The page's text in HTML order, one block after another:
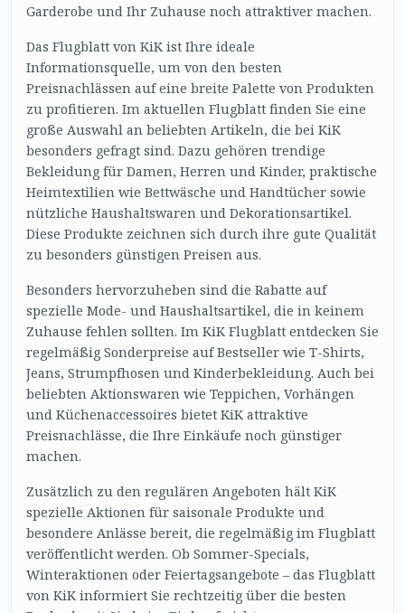
Garderobe und Ihr Zuhause noch attraktiver machen.
Das Flugblatt von KiK ist Ihre ideale
Informationsquelle, um von den besten
Preisnachlässen auf eine breite Palette von Produkten
zu profitieren. Im aktuellen Flugblatt finden Sie eine
große Auswahl an beliebten Artikeln, die bei KiK
besonders gefragt sind. Dazu gehören trendige
Bekleidung für Damen, Herren und Kinder, praktische
Heimtextilien wie Bettwäsche und Handtücher sowie
nützliche Haushaltswaren und Dekorationsartikel.
Diese Produkte zeichnen sich durch ihre gute Qualität
zu besonders günstigen Preisen aus.
Besonders hervorzuheben sind die Rabatte auf
spezielle Mode- und Haushaltsartikel, die in keinem
Zuhause fehlen sollten. Im KiK Flugblatt entdecken Sie
regelmäßig Sonderpreise auf Bestseller wie T-Shirts,
Jeans, Strumpfhosen und Kinderbekleidung. Auch bei
beliebten Aktionswaren wie Teppichen, Vorhängen
und Küchenaccessoires bietet KiK attraktive
Preisnachlässe, die Ihre Einkäufe noch günstiger
machen.
Zusätzlich zu den regulären Angeboten hält KiK
spezielle Aktionen für saisonale Produkte und
besondere Anlässe bereit, die regelmäßig im Flugblatt
veröffentlicht werden. Ob Sommer-Specials,
Winteraktionen oder Feiertagsangebote – das Flugblatt
von KiK informiert Sie rechtzeitig über die besten